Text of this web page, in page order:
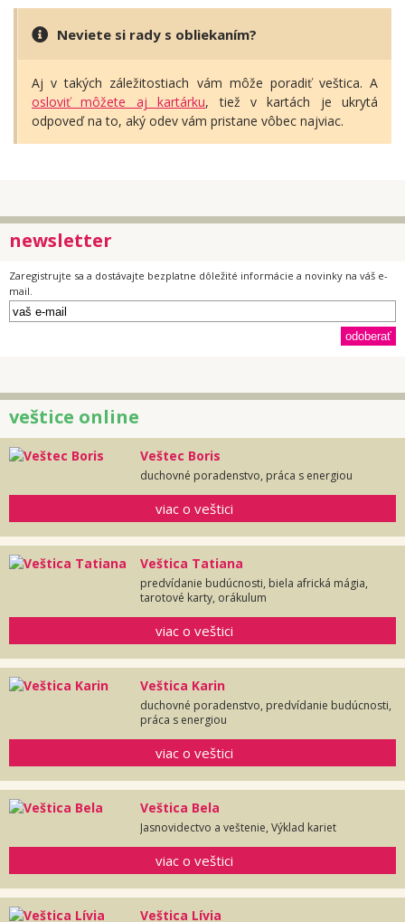
Neviete si rady s obliekaním?
Aj v takých záležitostiach vám môže poradiť veštica. A
osloviť môžete aj kartárku, tiež v kartách je ukrytá
odpoveď na to, aký odev vám pristane vôbec najviac.
newsletter
Zaregistrujte sa a dostávajte bezplatne dôležité informácie a novinky na váš e-
mail.
veštice online
Veštec Boris
duchovné poradenstvo, práca s energiou
viac o veštici
Veštica Tatiana
predvídanie budúcnosti, biela africká mágia,
tarotové karty, orákulum
viac o veštici
Veštica Karin
duchovné poradenstvo, predvídanie budúcnosti,
práca s energiou
viac o veštici
Veštica Bela
Jasnovidectvo a veštenie, Výklad kariet
viac o veštici
Veštica Lívia